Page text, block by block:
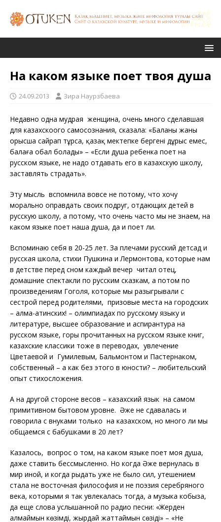
На каком языке поет твоя душа
24.09.2013 Зира Наурзбаева
Недавно одна мудрая женщина, очень много сделавшая
для казахскоого самосознания, сказала: «Баланың жаны
орысша сайрап тұрса, қазақ мектепке бергені дұрыс емес,
балаға обал болады» – «Если душа ребенка поет на
русском языке, не надо отдавать его в казахскую школу,
заставлять страдать».
Эту мысль вспомнила вовсе не потому, что хочу
морально оправдать своих подруг, отдающих детей в
русскую школу, а потому, что очень часто мы не знаем, на
каком языке поет наша душа, да и поет ли.
Вспоминаю себя в 20-25 лет. За плечами русский детсад и
русская школа, стихи Пушкина и Лермонтова, которые нам
в детстве перед сном каждый вечер читал отец,
домашние спектакли по русским сказкам, а потом по
произведениям Гоголя, которые мы разыгрывали с
сестрой перед родителями, призовые места на городских
– алма-атинских! – олимпиадах по русскому языку и
литературе, высшее образование и аспирантура на
русском языке, горы прочитанных на русском языке книг,
казахские классики тоже в переводах, увлечение
Цветаевой и Гумилевым, Бальмонтом и Пастернаком,
собственный – а как без этого в юности? – любительский
опыт стихосложения.
А на другой стороне весов – казахский язык на самом
примитивном бытовом уровне. Әже не сдавалась и
говорила с внуками только на казахском, но много ли мы
общаемся с бабушками в 20 лет?
Казалось, вопрос о том, на каком языке поет моя душа,
даже ставить бессмысленно. Но когда Әже вернулась в
мир иной, и когда рыдать уже не было сил, утешением
стала не восточная философия и не поэзия серебряного
века, которыми я так увлекалась тогда, а музыка кобыза,
да еще слова услышанной по радио песни: «Жерден
алмаймын көзімді, жырдай жаттаймын сөзіңді» – «Не